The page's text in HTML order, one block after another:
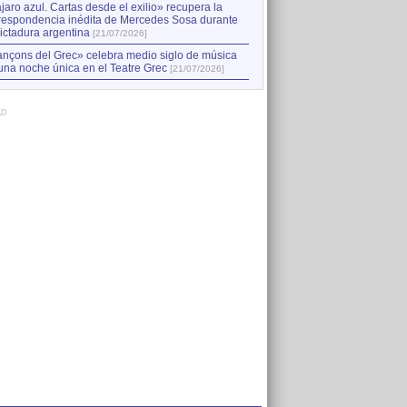
azul. Cartas desde el exilio» recupera la
inédita de Mercedes Sosa durante
argentina [21/07/2026]
del Grec» celebra medio siglo de música
noche única en el Teatre Grec [21/07/2026]